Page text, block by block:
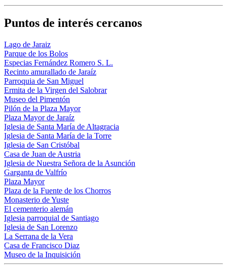
Puntos de interés cercanos
Lago de Jaraiz
Parque de los Bolos
Especias Fernández Romero S. L.
Recinto amurallado de Jaraíz
Parroquia de San Miguel
Ermita de la Virgen del Salobrar
Museo del Pimentón
Pilón de la Plaza Mayor
Plaza Mayor de Jaraíz
Iglesia de Santa María de Altagracia
Iglesia de Santa María de la Torre
Iglesia de San Cristóbal
Casa de Juan de Austria
Iglesia de Nuestra Señora de la Asunción
Garganta de Valfrío
Plaza Mayor
Plaza de la Fuente de los Chorros
Monasterio de Yuste
El cementerio alemán
Iglesia parroquial de Santiago
Iglesia de San Lorenzo
La Serrana de la Vera
Casa de Francisco Diaz
Museo de la Inquisición